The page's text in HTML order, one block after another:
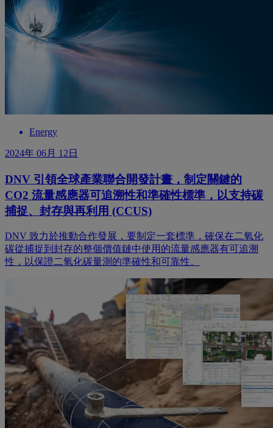
Energy
2024年 06月 12日
DNV 引領全球產業聯合開發計畫，制定關鍵的
CO2 流量感應器可追溯性和準確性標準，以支持碳
捕捉、封存與再利用 (CCUS)
DNV 致力於推動合作發展，要制定一套標準，確保在二氧化
碳從捕捉到封存的整個價值鏈中使用的流量感應器有可追溯
性，以保證二氧化碳量測的準確性和可靠性。